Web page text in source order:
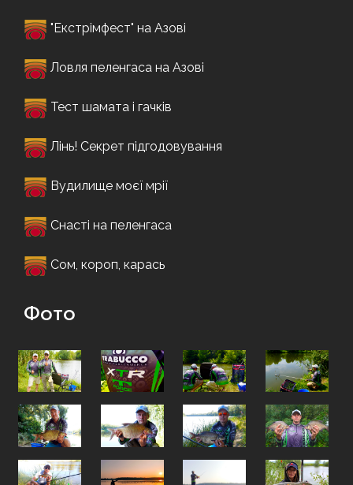
"Екстрімфест" на Азові
Ловля пеленгаса на Азові
Тест шамата і гачків
Лінь! Секрет підгодовування
Вудилище моєї мрії
Снасті на пеленгаса
Сом, короп, карась
Фото